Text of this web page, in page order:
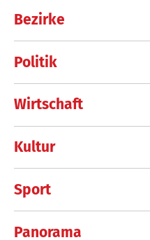
Bezirke
Politik
Wirtschaft
Kultur
Sport
Panorama